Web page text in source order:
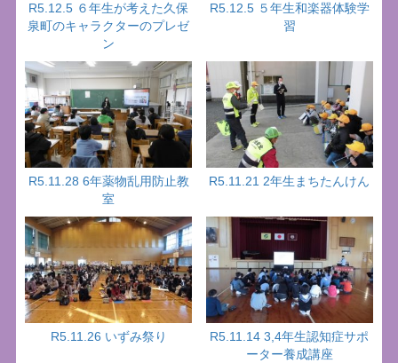
R5.12.5 ６年生が考えた久保
泉町のキャラクターのプレゼ
ン
R5.12.5 ５年生和楽器体験学
習
R5.11.28 6年薬物乱用防止教
室
R5.11.21 2年生まちたんけん
R5.11.26 いずみ祭り
R5.11.14 3,4年生認知症サポ
ーター養成講座